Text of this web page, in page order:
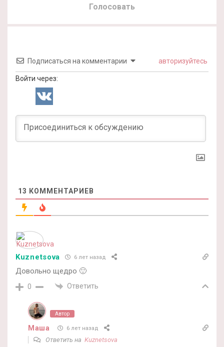
Голосовать
Подписаться на комментарии авторизуйтесь
Войти через:
13 КОММЕНТАРИЕВ
Kuznetsova 6 лет назад
Довольно щедро 🙂
0 Ответить
Автор
Маша 6 лет назад
Ответить на Kuznetsova